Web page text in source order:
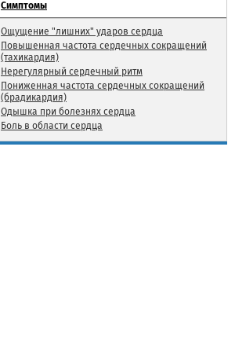
Симптомы
Ощущение "лишних" ударов сердца
Повышенная частота сердечных сокращений
(тахикардия)
Нерегулярный сердечный ритм
Пониженная частота сердечных сокращений
(брадикардия)
Одышка при болезнях сердца
Боль в области сердца